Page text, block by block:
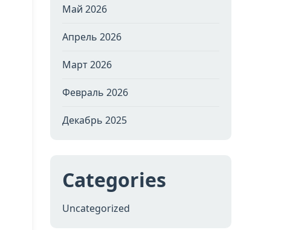
Май 2026
Апрель 2026
Март 2026
Февраль 2026
Декабрь 2025
Categories
Uncategorized